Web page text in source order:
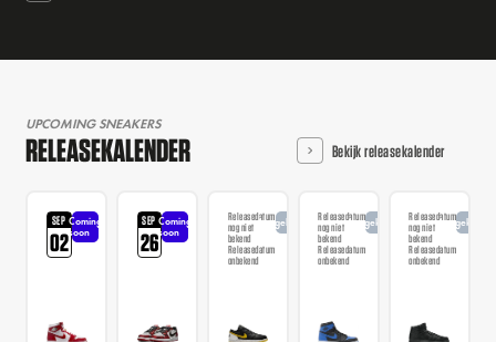
UPCOMING SNEAKERS
RELEASEKALENDER Bekijk releasekalender
SEP
02
Coming
soon
SEP
26
Coming
soon
Releasedatum
nog niet
bekend
Releasedatum
onbekend
AangekondigdReleasedatum
nog niet
bekend
Releasedatum
onbekend
AangekondigdReleasedatum
nog niet
bekend
Releasedatum
onbekend